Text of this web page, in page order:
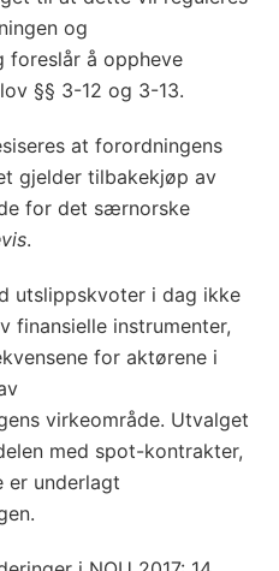
og
foreslår å oppheve
§§ 3-12 og 3-13.
at forordningens
gjelder tilbakekjøp av
for det særnorske
.
utslippskvoter i dag ikke
finansielle instrumenter,
for aktørene i
virkeområde. Utvalget
med spot-kontrakter,
er underlagt